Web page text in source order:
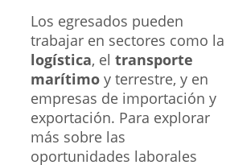
Los egresados pueden
trabajar en sectores como la
logística, el transporte
marítimo y terrestre, y en
empresas de importación y
exportación. Para explorar
más sobre las
oportunidades laborales